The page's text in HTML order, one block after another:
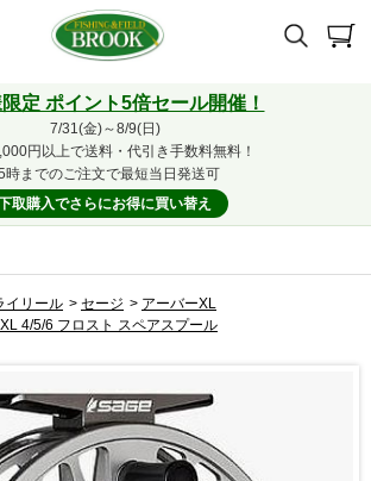
定 ポイント5倍セール開催！
7/31(金)～8/9(日)
円以上で送料・代引き手数料無料！
時までのご注文で最短当日発送可
取購入でさらにお得に買い替え
イリール > セージ > アーバーXL
4/5/6 フロスト スペアスプール